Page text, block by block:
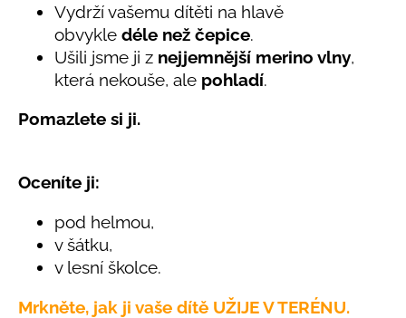
hvězdiček.
Vydrží vašemu dítěti na hlavě
obvykle déle než čepice.
Ušili jsme ji z nejjemnější merino vlny,
která nekouše, ale pohladí.
Pomazlete si ji.
Oceníte ji:
pod helmou,
v šátku,
v lesní školce.
Mrkněte, jak ji vaše dítě UŽIJE V TERÉNU.
LETNÍ
UV